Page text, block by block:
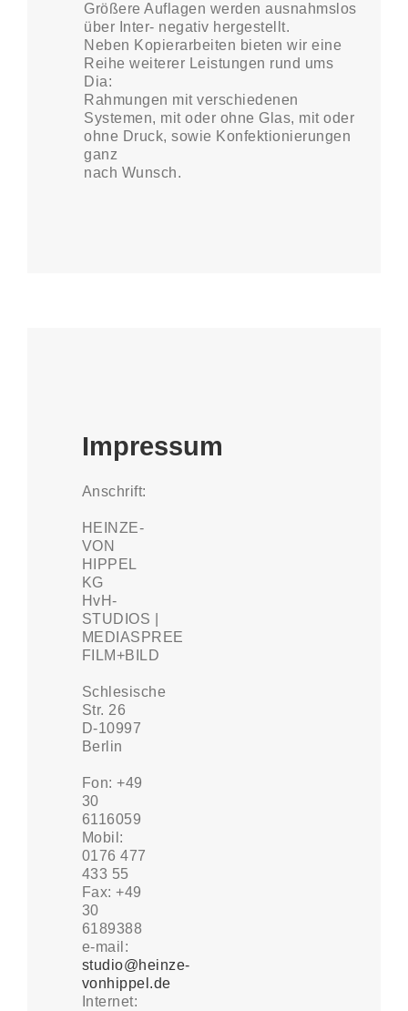
Größere Auflagen werden ausnahmslos
über Inter- negativ hergestellt.
Neben Kopierarbeiten bieten wir eine
Reihe weiterer Leistungen rund ums
Dia:
Rahmungen mit verschiedenen
Systemen, mit oder ohne Glas, mit oder
ohne Druck, sowie Konfektionierungen
ganz
nach Wunsch.
Impressum
Anschrift:
HEINZE-
VON
HIPPEL
KG
HvH-
STUDIOS |
MEDIASPREE
FILM+BILD
Schlesische
Str. 26
D-10997
Berlin
Fon: +49
30
6116059
Mobil:
0176 477
433 55
Fax: +49
30
6189388
e-mail:
studio@heinze-
vonhippel.de
Internet: